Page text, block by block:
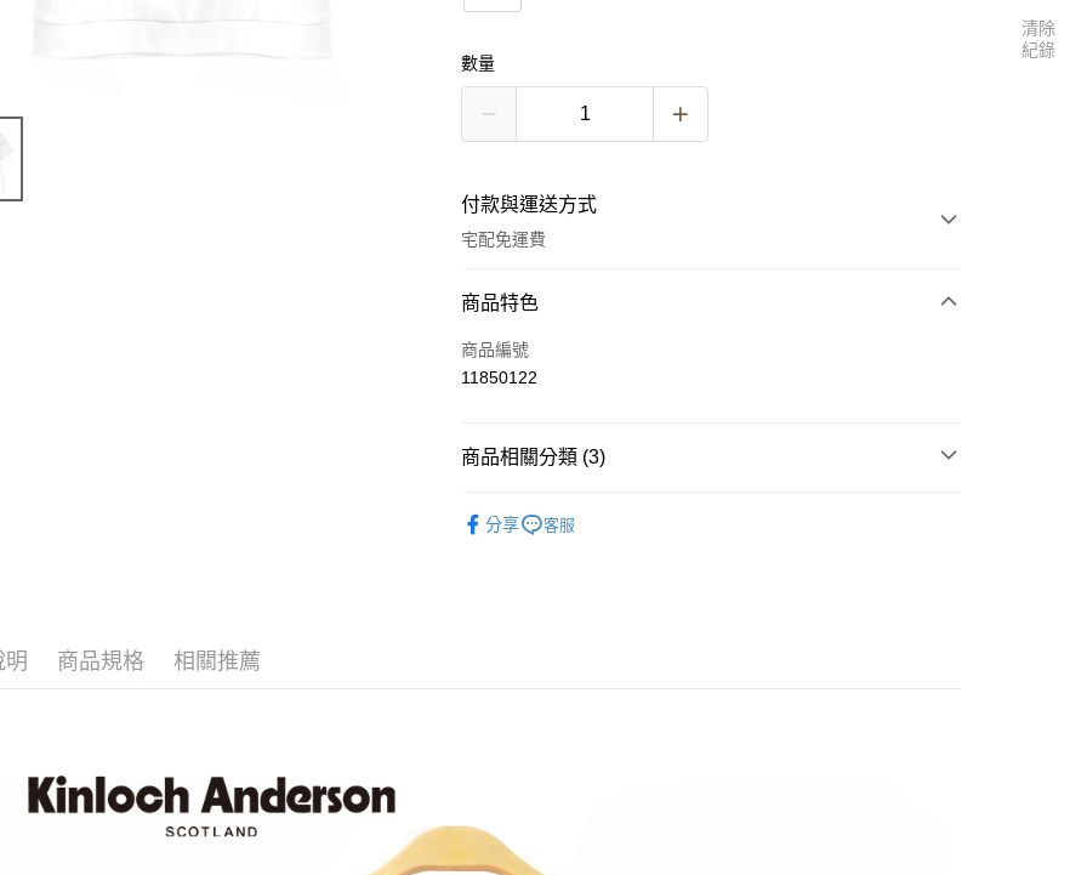
數量
付款與運送方式
宅配免運費
付款方式
信用卡一次付款
悠遊付
商品特色
商品編號
11850122
商品相關分類 (3)
分享 客服
明 商品規格 相關推薦
清除
紀錄